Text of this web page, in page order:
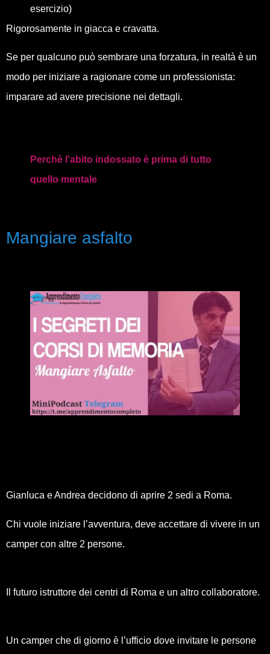
esercizio)
Rigorosamente in giacca e cravatta.
Se per qualcuno può sembrare una forzatura, in realtà è un
modo per iniziare a ragionare come un professionista:
imparare ad avere precisione nei dettagli.
Perchè l’abito indossato è prima di tutto
quello mentale
Mangiare asfalto
Gianluca e Andrea decidono di aprire 2 sedi a Roma.
Chi vuole iniziare l’avventura, deve accettare di vivere in un
camper con altre 2 persone.
Il futuro istruttore dei centri di Roma e un altro collaboratore.
Un camper che di giorno è l’ufficio dove invitare le persone